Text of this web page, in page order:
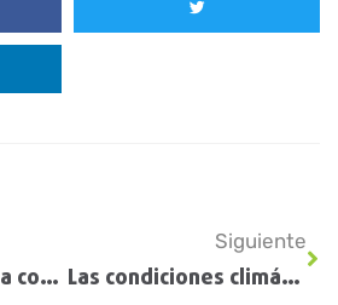
Con 1 Mt menos, la cosecha de soja 2021/22 será la menor en 14 años
Siguiente
Las condiciones climáticas del sur de Santa Fe, bajo la lupa